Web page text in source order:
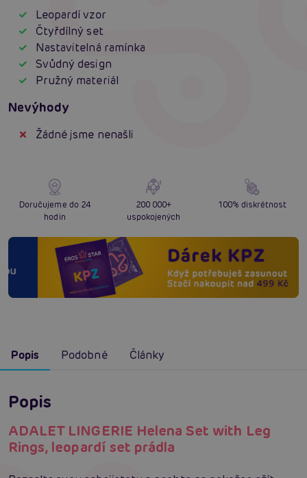
Leopardí vzor
Čtyřdílný set
Nastavitelná ramínka
Svůdný design
Pružný materiál
Nevýhody
Žádné jsme nenašli
Doručujeme do 24
hodin
200 000+
uspokojených
100% diskrétnost
Popis Podobné Články
Popis
ADALET LINGERIE Helena Set with Leg
Rings, leopardí set prádla